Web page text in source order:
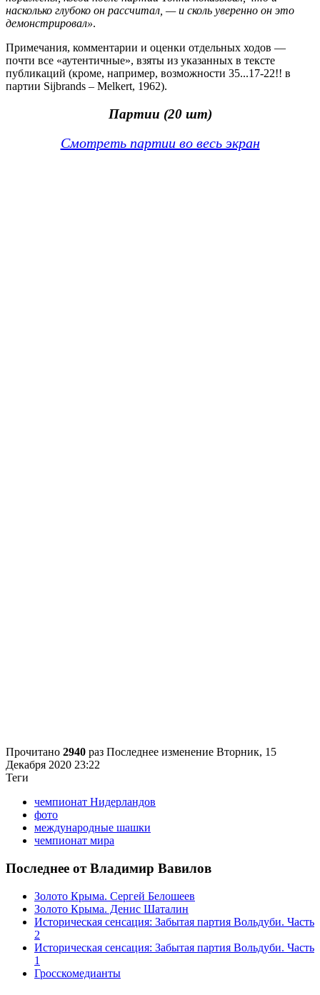
насколько глубоко он рассчитал, — и сколь уверенно он это
демонстрировал».
Примечания, комментарии и оценки отдельных ходов —
почти все «аутентичные», взяты из указанных в тексте
публикаций (кроме, например, возможности 35...17-22!! в
партии Sijbrands – Melkert, 1962).
Партии (20 шт)
Смотреть партии во весь экран
Прочитано 2940 раз Последнее изменение Вторник, 15
Декабря 2020 23:22
Теги
чемпионат Нидерландов
фото
международные шашки
чемпионат мира
Последнее от Владимир Вавилов
Золото Крыма. Сергей Белошеев
Золото Крыма. Денис Шаталин
Историческая сенсация: Забытая партия Вольдуби. Часть
2
Историческая сенсация: Забытая партия Вольдуби. Часть
1
Гросскомедианты